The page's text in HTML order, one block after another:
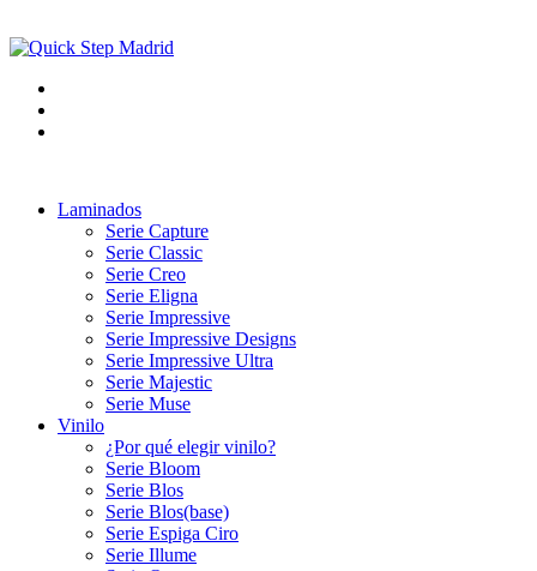
Laminados
Serie Capture
Serie Classic
Serie Creo
Serie Eligna
Serie Impressive
Serie Impressive Designs
Serie Impressive Ultra
Serie Majestic
Serie Muse
Vinilo
¿Por qué elegir vinilo?
Serie Bloom
Serie Blos
Serie Blos(base)
Serie Espiga Ciro
Serie Illume